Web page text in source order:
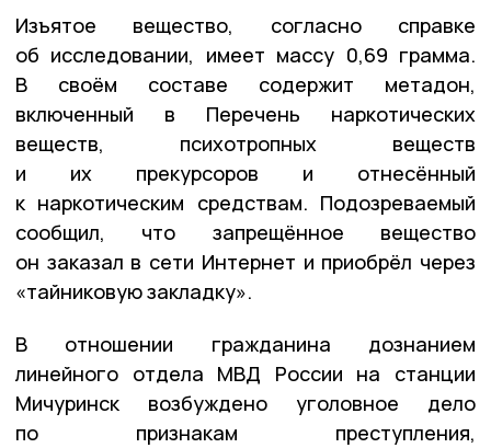
Изъятое вещество, согласно справке
об исследовании, имеет массу 0,69 грамма.
В своём составе содержит метадон,
включенный в Перечень наркотических
веществ, психотропных веществ
и их прекурсоров и отнесённый
к наркотическим средствам. Подозреваемый
сообщил, что запрещённое вещество
он заказал в сети Интернет и приобрёл через
«тайниковую закладку».
В отношении гражданина дознанием
линейного отдела МВД России на станции
Мичуринск возбуждено уголовное дело
по признакам преступления,